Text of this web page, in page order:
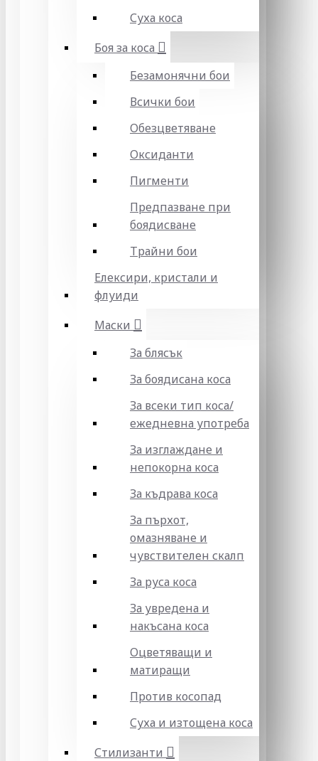
Суха коса
Боя за коса
Безамонячни бои
Всички бои
Обезцветяване
Оксиданти
Пигменти
Предпазване при
боядисване
Трайни бои
Елексири, кристали и
флуиди
Маски
За блясък
За боядисана коса
За всеки тип коса/
ежедневна употреба
За изглаждане и
непокорна коса
За къдрава коса
За пърхот,
омазняване и
чувствителен скалп
За руса коса
За увредена и
накъсана коса
Оцветяващи и
матиращи
Против косопад
Суха и изтощена коса
Стилизанти